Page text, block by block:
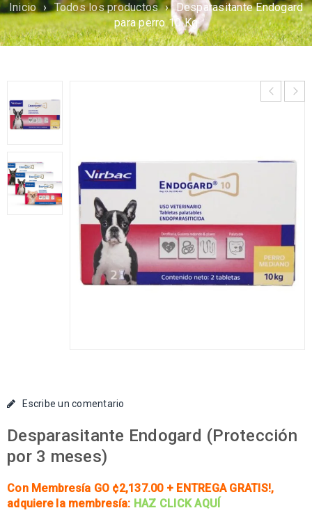
Inicio › Todos los productos › Desparasitante Endogard
para perro 10 Kg
Escribe un comentario
Desparasitante Endogard (Protección
por 3 meses)
Con Membresía GO ¢2,137.00 + ENTREGA GRATIS!,
adquiere la membresía: HAZ CLICK AQUÍ